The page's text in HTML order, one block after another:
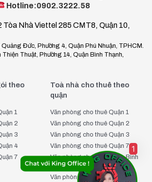
Hotline:0902.3222.58
Tòa Nhà Viettel 285 CMT8, Quận 10,
Đức, Phường 4, Quận Phú Nhuận, TPHCM.
Thuật, Phường 14, Quận Bình Thạnh,
theo
1
2
3
4
7
Toà nhà cho thuê theo
quận
Văn phòng cho thuê Quận 1
Văn phòng cho thuê Quận 2
Văn phòng cho thuê Quận 3
Văn phòng cho thuê Quận 7
Văn phòng cho thuê Quận Bình
Thạnh
Văn phòng cho thuê Quận Phú
1